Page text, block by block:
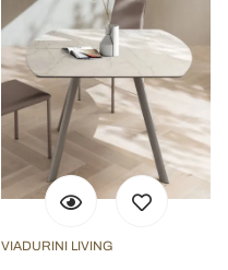
VIADURINI LIVING